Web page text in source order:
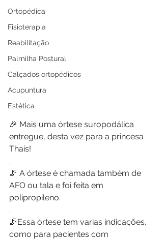
Ortopédica
Fisioterapia
Reabilitação
Palmilha Postural
Calçados ortopédicos
Acupuntura
Estética
🎉 Mais uma órtese suropodálica
entregue, desta vez para a princesa
Thais!
.
🦵 A órtese é chamada também de
AFO ou tala e foi feita em
polipropileno.
.
🦵Essa órtese tem varias indicações,
como para pacientes com